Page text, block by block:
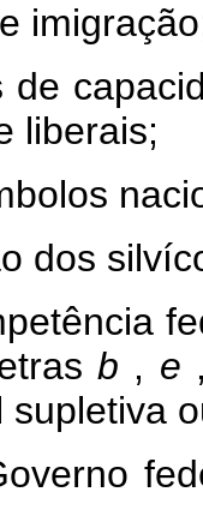
de
liberais;
dos
b , e